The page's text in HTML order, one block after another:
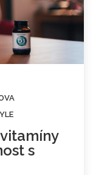
vitamíny
s